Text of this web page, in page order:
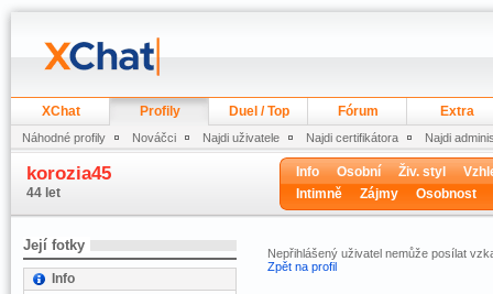
XChat Profily Duel / Top Fórum Extra
Náhodné profily Nováčci Najdi uživatele Najdi certifikátora Najdi
korozia45
44 let
Info Osobní Živ. styl
Intimně
Zájmy Osobnost
Její fotky
Info
Nepřihlášený uživatel nemůže posílat
Zpět na profil